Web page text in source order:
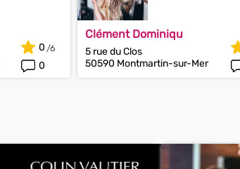
0
0
Clément Dominiqu
5 rue du Clos
50590 Montmartin-sur-Mer